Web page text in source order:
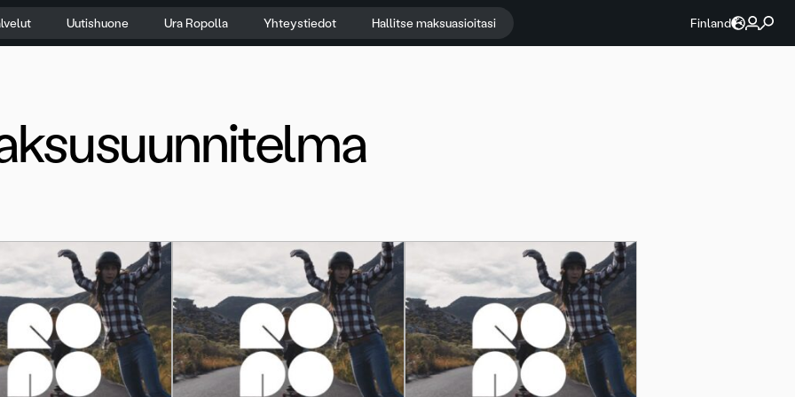
Uutishuone Ura Ropolla Yhteystiedot Hallitse maksuasioitasi Finland